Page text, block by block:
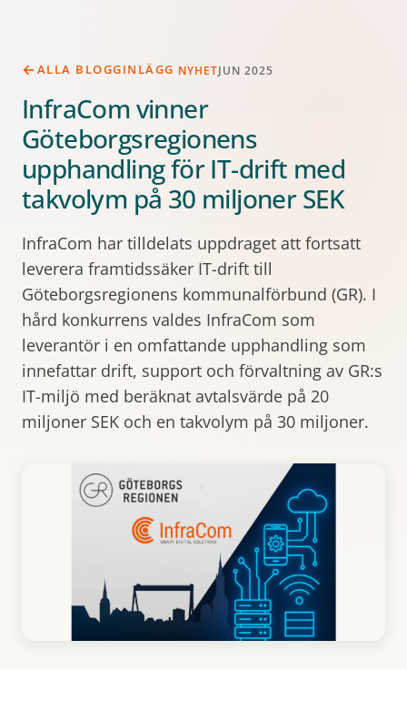
ALLA BLOGGINLÄGG NYHETJUN 2025
InfraCom vinner
Göteborgsregionens
upphandling för IT-drift med
takvolym på 30 miljoner SEK
InfraCom har tilldelats uppdraget att fortsatt
leverera framtidssäker IT-drift till
Göteborgsregionens kommunalförbund (GR). I
hård konkurrens valdes InfraCom som
leverantör i en omfattande upphandling som
innefattar drift, support och förvaltning av GR:s
IT-miljö med beräknat avtalsvärde på 20
miljoner SEK och en takvolym på 30 miljoner.